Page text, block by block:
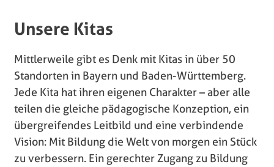
Unsere Kitas
Mittlerweile gibt es Denk mit Kitas in über 50
Standorten in Bayern und Baden-Württemberg.
Jede Kita hat ihren eigenen Charakter – aber alle
teilen die gleiche pädagogische Konzeption, ein
übergreifendes Leitbild und eine verbindende
Vision: Mit Bildung die Welt von morgen ein Stück
zu verbessern. Ein gerechter Zugang zu Bildung